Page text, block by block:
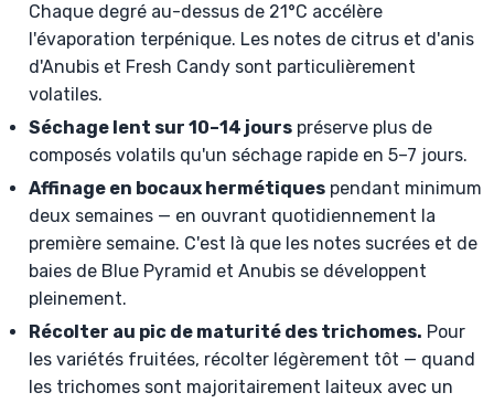
Chaque degré au-dessus de 21°C accélère
l'évaporation terpénique. Les notes de citrus et d'anis
d'Anubis et Fresh Candy sont particulièrement
volatiles.
Séchage lent sur 10–14 jours préserve plus de
composés volatils qu'un séchage rapide en 5–7 jours.
Affinage en bocaux hermétiques pendant minimum
deux semaines — en ouvrant quotidiennement la
première semaine. C'est là que les notes sucrées et de
baies de Blue Pyramid et Anubis se développent
pleinement.
Récolter au pic de maturité des trichomes. Pour
les variétés fruitées, récolter légèrement tôt — quand
les trichomes sont majoritairement laiteux avec un